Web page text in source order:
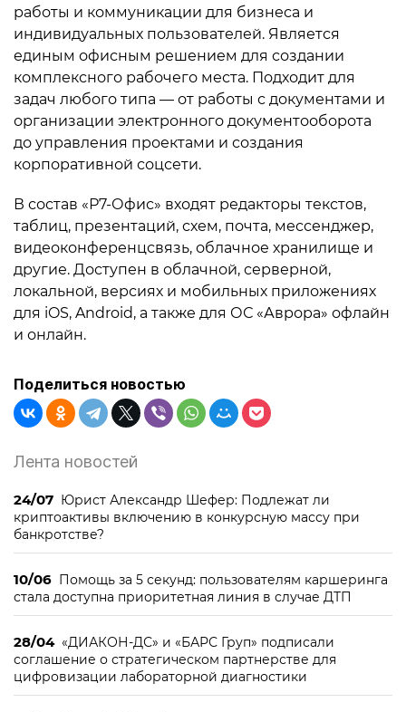
работы и коммуникации для бизнеса и
индивидуальных пользователей. Является
единым офисным решением для создании
комплексного рабочего места. Подходит для
задач любого типа — от работы с документами и
организации электронного документооборота
до управления проектами и создания
корпоративной соцсети.
В состав «Р7-Офис» входят редакторы текстов,
таблиц, презентаций, схем, почта, мессенджер,
видеоконференцсвязь, облачное хранилище и
другие. Доступен в облачной, серверной,
локальной, версиях и мобильных приложениях
для iOS, Android, а также для ОС «Аврора» офлайн
и онлайн.
Поделиться новостью
Лента новостей
24/07 Юрист Александр Шефер: Подлежат ли
криптоактивы включению в конкурсную массу при
банкротстве?
10/06 Помощь за 5 секунд: пользователям каршеринга
стала доступна приоритетная линия в случае ДТП
28/04 «ДИАКОН-ДС» и «БАРС Груп» подписали
соглашение о стратегическом партнерстве для
цифровизации лабораторной диагностики